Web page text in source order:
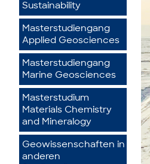
Sustainability
Masterstudiengang
Applied Geosciences
Masterstudiengang
Marine Geosciences
Masterstudium
Materials Chemistry
and Mineralogy
Geowissenschaften in
anderen